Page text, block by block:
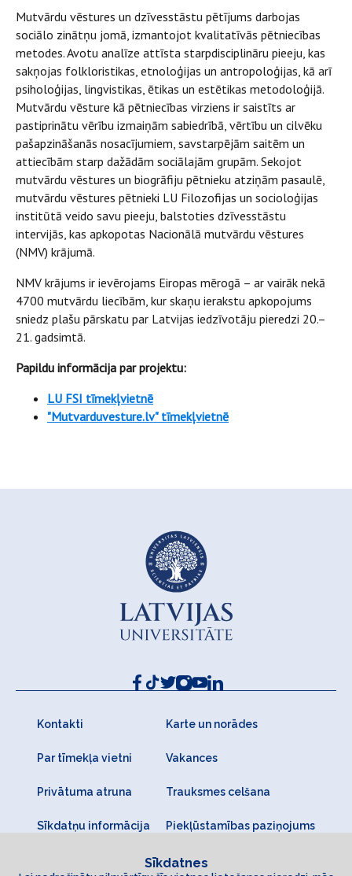
Mutvārdu vēstures un dzīvesstāstu pētījums darbojas
sociālo zinātņu jomā, izmantojot kvalitatīvās pētniecības
metodes. Avotu analīze attīsta starpdisciplināru pieeju, kas
sakņojas folkloristikas, etnoloģijas un antropoloģijas, kā arī
psiholoģijas, lingvistikas, ētikas un estētikas metodoloģijā.
Mutvārdu vēsture kā pētniecības virziens ir saistīts ar
pastiprinātu vērību izmaiņām sabiedrībā, vērtību un cilvēku
pašapzināšanās nosacījumiem, savstarpējām saitēm un
attiecībām starp dažādām sociālajām grupām. Sekojot
mutvārdu vēstures un biogrāfiju pētnieku atziņām pasaulē,
mutvārdu vēstures pētnieki LU Filozofijas un socioloģijas
institūtā veido savu pieeju, balstoties dzīvesstāstu
intervijās, kas apkopotas Nacionālā mutvārdu vēstures
(NMV) krājumā.
NMV krājums ir ievērojams Eiropas mērogā – ar vairāk nekā
4700 mutvārdu liecībām, kur skaņu ierakstu apkopojums
sniedz plašu pārskatu par Latvijas iedzīvotāju pieredzi 20.–
21. gadsimtā.
Papildu informācija par projektu:
LU FSI tīmekļvietnē
"Mutvarduvesture.lv" tīmekļvietnē
Kontakti Karte un norādes
Par tīmekļa vietni Vakances
Privātuma atruna Trauksmes celšana
Sīkdatņu informācija Piekļūstamības paziņojums
Sīkdatnes